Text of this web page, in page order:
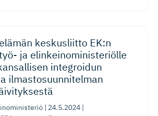
keskusliitto EK:n
ja elinkeino­mi­nis­te­riölle
integroidun
ilmastosuun­ni­telman
| 24.5.2024 |